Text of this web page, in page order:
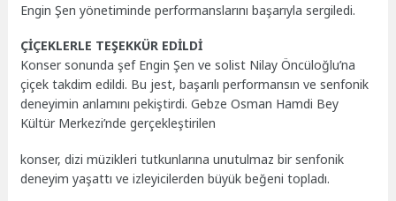
Engin Şen yönetiminde performanslarını başarıyla sergiledi.
ÇİÇEKLERLE TEŞEKKÜR EDİLDİ
Konser sonunda şef Engin Şen ve solist Nilay Öncüloğlu’na
çiçek takdim edildi. Bu jest, başarılı performansın ve senfonik
deneyimin anlamını pekiştirdi. Gebze Osman Hamdi Bey
Kültür Merkezi’nde gerçekleştirilen
konser, dizi müzikleri tutkunlarına unutulmaz bir senfonik
deneyim yaşattı ve izleyicilerden büyük beğeni topladı.